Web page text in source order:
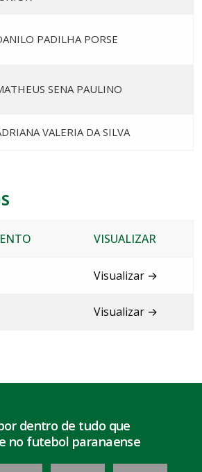
PADILHA PORSE
SENA PAULINO
VALERIA DA SILVA
VISUALIZAR
Visualizar →
Visualizar →
dentro de tudo que
no futebol paranaense